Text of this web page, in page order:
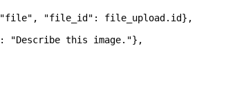
"file" , "file_id" : file_upload.id},
: "Describe this image."},